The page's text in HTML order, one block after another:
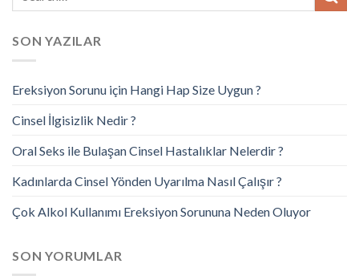
SON YAZILAR
Ereksiyon Sorunu için Hangi Hap Size Uygun ?
Cinsel İlgisizlik Nedir ?
Oral Seks ile Bulaşan Cinsel Hastalıklar Nelerdir ?
Kadınlarda Cinsel Yönden Uyarılma Nasıl Çalışır ?
Çok Alkol Kullanımı Ereksiyon Sorununa Neden Oluyor
SON YORUMLAR